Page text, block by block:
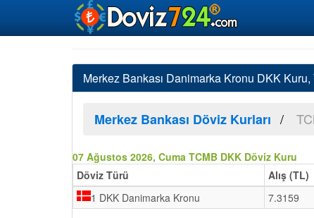
Merkez Bankası Danimarka Kronu DKK
Merkez Bankası Döviz Kurları
07 Ağustos 2026, Cuma TCMB DKK Döviz Kuru
Döviz Türü
Alış (TL)
1 DKK Danimarka Kronu
7.3159